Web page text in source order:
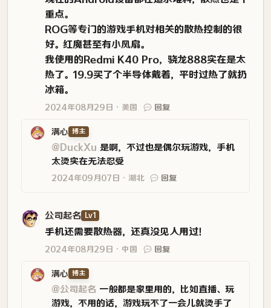
重点。
ROG等专门的游戏手机对相关的散热控制的很
好。红魔甚至有小风扇。
我使用的Redmi K40 Pro，骁龙888实在是太
热了。19.9买了个半导体戴着，平时过热了就扔
冰箱。
2024年08月29日 美国 回复
满心 博主
@DuckXu 是啊，不过也是偶尔玩游戏，手机
太烫实在无法忍受
2024年09月07日 湖北 回复
公司起名 Lv1
手机还需要散热器，还真没见人用过！
2024年08月29日 中国 回复
满心 博主
@公司起名 一般都是家里用的，比如直播、玩
游戏，不用的话，游戏玩不了一会儿就烫手了